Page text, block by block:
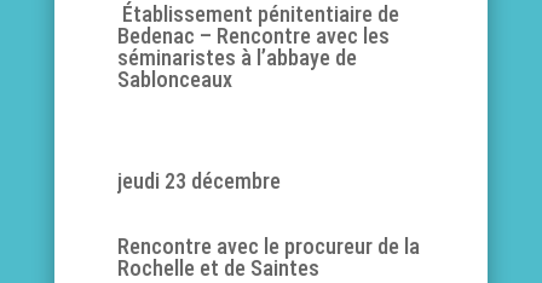
Établissement pénitentiaire de
Bedenac – Rencontre avec les
séminaristes à l’abbaye de
Sablonceaux
jeudi 23 décembre
Rencontre avec le procureur de la
Rochelle et de Saintes